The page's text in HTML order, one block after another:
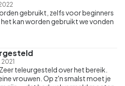
gebruikt, zelfs voor beginners
kan worden gebruikt we vonden
2021
teleurgesteld over het bereik.
vrouwen. Op z'n smalst moet je